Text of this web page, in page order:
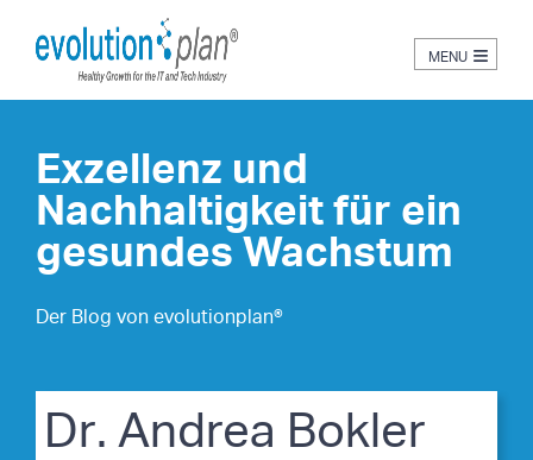
≡
Exzellenz und
Nachhaltigkeit für ein
gesundes Wachstum
Der Blog von evolutionplan®
Dr. Andrea Bokler